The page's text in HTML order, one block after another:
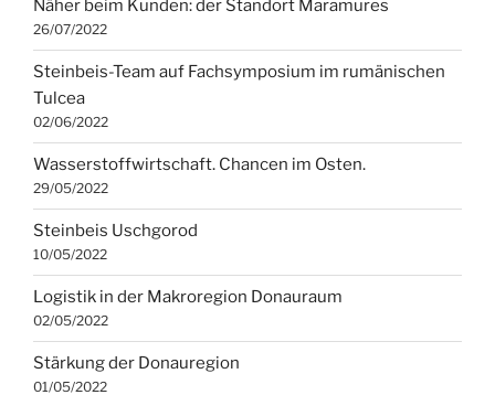
Näher beim Kunden: der Standort Maramures
26/07/2022
Steinbeis-Team auf Fachsymposium im rumänischen
Tulcea
02/06/2022
Wasserstoffwirtschaft. Chancen im Osten.
29/05/2022
Steinbeis Uschgorod
10/05/2022
Logistik in der Makroregion Donauraum
02/05/2022
Stärkung der Donauregion
01/05/2022